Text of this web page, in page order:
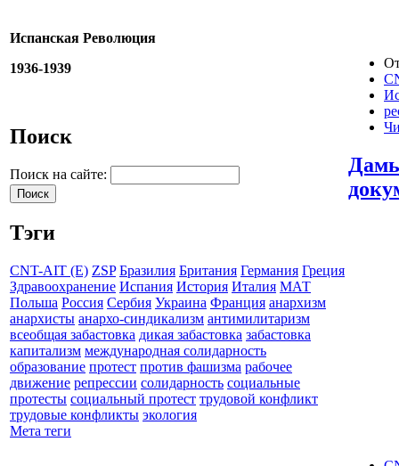
Испанская Революция
1936-1939
Поиск
Поиск на сайте:
Тэги
CNT-AIT (E) ZSP Бразилия Британия Германия Греция
Здравоохранение Испания История Италия МАТ
Польша Россия Сербия Украина Франция анархизм
анархисты анархо-синдикализм антимилитаризм
всеобщая забастовка дикая забастовка забастовка
капитализм международная солидарность
образование протест против фашизма рабочее
движение репрессии солидарность социальные
протесты социальный протест трудовой конфликт
трудовые конфликты экология
Мета теги